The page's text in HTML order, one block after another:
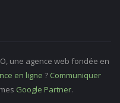
une agence web fondée en
en ligne ? Communiquer
Google Partner.